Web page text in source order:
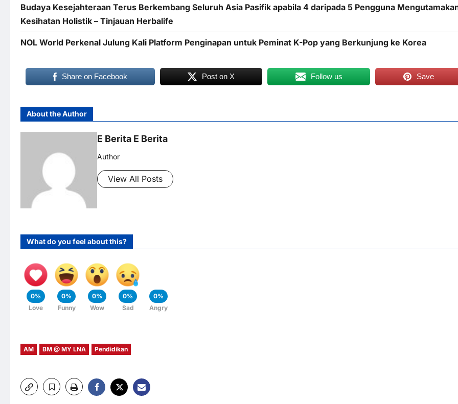
Budaya Kesejahteraan Terus Berkembang Seluruh Asia Pasifik apabila 4 daripada 5 Pengguna
Kesihatan Holistik – Tinjauan Herbalife
NOL World Perkenal Julung Kali Platform Penginapan untuk Peminat K-Pop yang Berkunjung ke Korea
Share on Facebook Post on X Follow us Save
About the Author
E Berita E Berita
Author
View All Posts
What do you feel about this?
0%
Love
0%
Funny
0%
Wow
0%
Sad
0%
Angry
AM BM @ MY LNA Pendidikan